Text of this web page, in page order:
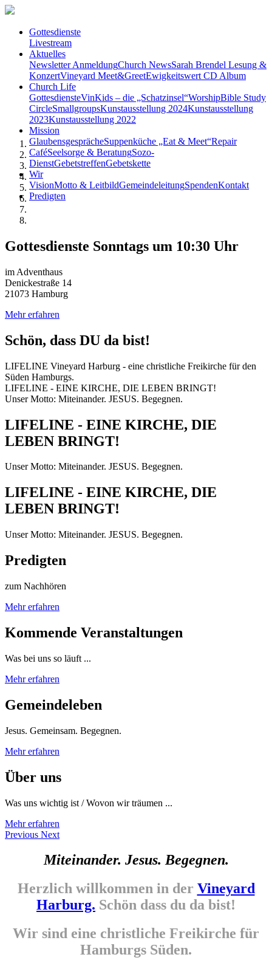
Gottesdienste
Livestream
Aktuelles
Newsletter AnmeldungChurch NewsSarah Brendel Lesung &
KonzertVineyard Meet&GreetEwigkeitswert CD Album
Church Life
GottesdiensteVinKids – die „Schatzinsel“WorshipBible Study
CircleSmallgroupsKunstausstellung 2024Kunstausstellung
2023Kunstausstellung 2022
Mission
GlaubensgesprächeSuppenküche „Eat & Meet“Repair
CaféSeelsorge & BeratungSozo-
DienstGebetstreffenGebetskette
Wir
VisionMotto & LeitbildGemeindeleitungSpendenKontakt
Predigten
Gottesdienste Sonntags um 10:30 Uhr
im Adventhaus
Denickestraße 14
21073 Hamburg
Mehr erfahren
Schön, dass DU da bist!
LIFELINE Vineyard Harburg - eine christliche Freikirche für den
Süden Hamburgs.
LIFELINE - EINE KIRCHE, DIE LEBEN BRINGT!
Unser Motto: Miteinander. JESUS. Begegnen.
LIFELINE - EINE KIRCHE, DIE
LEBEN BRINGT!
Unser Motto: Miteinander. JESUS. Begegnen.
LIFELINE - EINE KIRCHE, DIE
LEBEN BRINGT!
Unser Motto: Miteinander. JESUS. Begegnen.
Predigten
zum Nachhören
Mehr erfahren
Kommende Veranstaltungen
Was bei uns so läuft ...
Mehr erfahren
Gemeindeleben
Jesus. Gemeinsam. Begegnen.
Mehr erfahren
Über uns
Was uns wichtig ist / Wovon wir träumen ...
Mehr erfahren
Previous Next
Miteinander. Jesus. Begegnen.
Herzlich willkommen in der Vineyard
Harburg. Schön dass du da bist!
Wir sind eine christliche Freikirche für
Hamburgs Süden.